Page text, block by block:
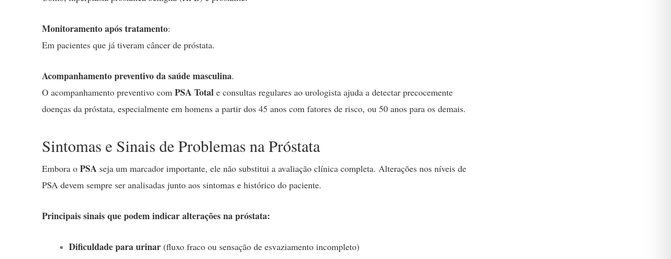
Monitoramento após tratamento:
Em pacientes que já tiveram câncer de próstata.
Acompanhamento preventivo da saúde masculina.
O acompanhamento preventivo com PSA Total e consultas regulares ao urologista ajuda a detectar precocemente
doenças da próstata, especialmente em homens a partir dos 45 anos com fatores de risco, ou 50 anos para os demais.
Sintomas e Sinais de Problemas na Próstata
Embora o PSA seja um marcador importante, ele não substitui a avaliação clínica completa. Alterações nos níveis de
PSA devem sempre ser analisadas junto aos sintomas e histórico do paciente.
Principais sinais que podem indicar alterações na próstata:
Dificuldade para urinar (fluxo fraco ou sensação de esvaziamento incompleto)